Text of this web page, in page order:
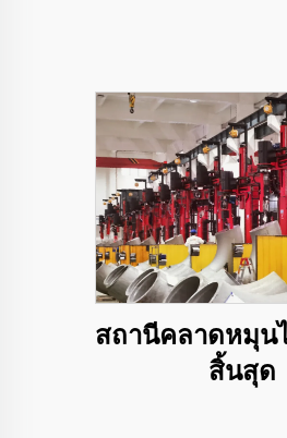
สถานีคลาดหมุน
สิ้นสุด